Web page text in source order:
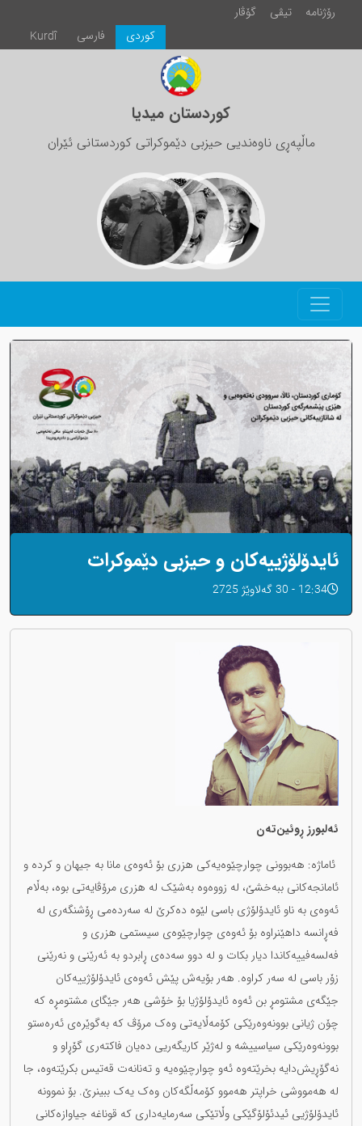
رۆژنامە تیڤی
گۆڤار
Kurdî
فارسی كوردی
کوردستان میدیا
ماڵپەڕی ناوەندیی حیزبی دێموکراتی کوردستانی ئێران
ئایدۆلۆژییەکان و حیزبی دێموکرات
12:34 - 30 گەلاوێژ 2725
ئەلبورز ڕوئین‌تەن
ئاماژە: هەبوونی چوارچێوەیەکی هزری بۆ ئەوەی مانا بە جیهان و کردە و
ئامانجەکانی ببەخشێ، لە زووەوە بەشێک لە هزری مرۆڤایەتی بوە، بەڵام
ئەوەی بە ناو ئایدۆلۆژی باسی لێوە دەکرێ لە سەردەمی ڕۆشنگەری لە
فەڕانسە داهێنراوە بۆ ئەوەی چوارچێوەی سیستمی هزری و
فەلسەفییەکاندا دیار بکات و لە دوو سەدەی ڕابردو بە ئەرێنی و نەرێنی
زۆر باسی لە سەر کراوە. هەر بۆیەش پێش ئەوەی ئایدۆلۆژییەکان
جێگەی مشتومڕ بن ئەوە ئایدۆلۆژیا بۆ خۆشی هەر جێگای مشتومڕە کە
چۆن ژیانی بوونەوەرێکی کۆمەڵایەتی وەک مرۆڤ کە بەگوێرەی ئەرەستو
بوونەوەرێکی سیاسییشە و لەژێر کاریگەریی دەیان فاکتەری گۆڕاو و
نەگۆڕیش‌دایە بخرێتەوە ئەو چوارچێوەیە و تەنانەت قەتیس بکرێتەوە، جا
لە هەمووشی خراپتر هەموو کۆمەڵگەکان وەک یەک ببینرێ. بۆ نموونە
ئایدۆلۆژیی ئیدئۆلۆگێکی وڵاتێکی سەرمایەداری کە قوناغە جیاوازەکانی